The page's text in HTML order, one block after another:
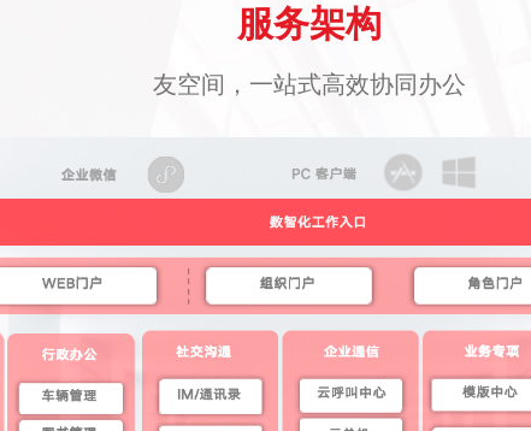
服务架构
友空间，一站式高效协同办公